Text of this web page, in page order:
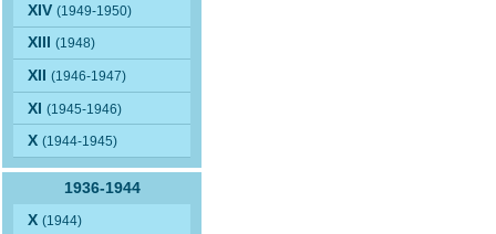
XIV(1949-1950)
XIII(1948)
XII(1946-1947)
XI(1945-1946)
X(1944-1945)
1936-1944
X(1944)